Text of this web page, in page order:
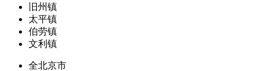
旧州镇
太平镇
伯劳镇
文利镇
全北京市